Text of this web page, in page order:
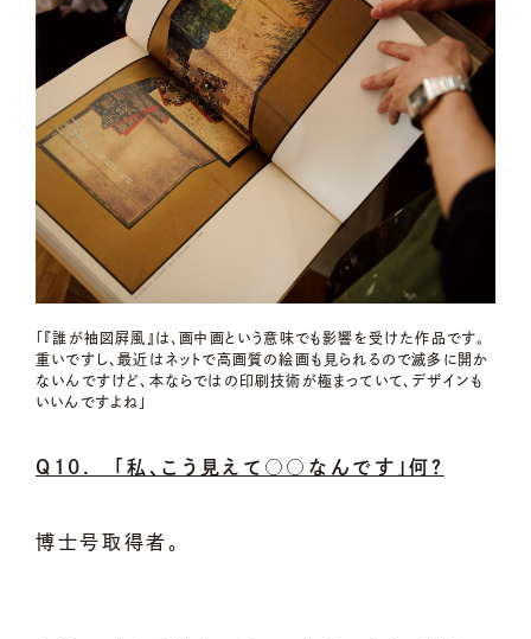
「『誰が袖図屛風』は、画中画という意味でも影響を受けた作品です。
重いですし、最近はネットで高画質の絵画も見られるので滅多に開か
ないんですけど、本ならではの印刷技術が極まっていて、デザインも
いいんですよね」
Q10. 「私、こう見えて○○なんです」何？
博士号取得者。